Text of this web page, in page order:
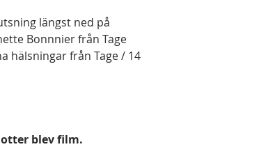
längst ned på
Bonnnier från Tage
hälsningar från Tage / 14
blev film.